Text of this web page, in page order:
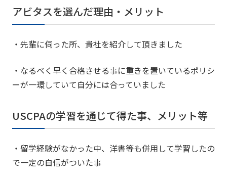
アビタスを選んだ理由・メリット
・先輩に伺った所、貴社を紹介して頂きました
・なるべく早く合格させる事に重きを置いているポリシ
ーが一環していて自分には合っていました
USCPAの学習を通じて得た事、メリット等
・留学経験がなかった中、洋書等も併用して学習したの
で一定の自信がついた事